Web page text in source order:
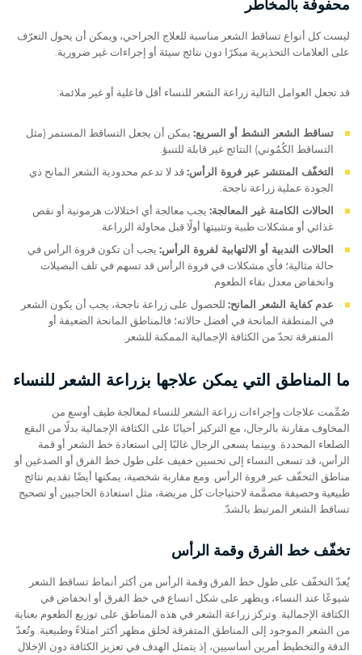
محفوفة بالمخاطر
ليست كل أنواع تساقط الشعر مناسبة للعلاج الجراحي، ويمكن أن يحول التعرّف
على العلامات التحذيرية مبكرًا دون نتائج سيئة أو إجراءات غير ضرورية.
قد تجعل العوامل التالية زراعة الشعر للنساء أقل فاعلية أو غير ملائمة:
تساقط الشعر النشط أو السريع: يمكن أن يجعل التساقط المستمر (مثل
التساقط الكُمُوني) النتائج غير قابلة للتنبؤ.
التخفّف المنتشر عبر فروة الرأس:قد لا تدعم محدودية الشعر المانح ذي
الجودة عملية زراعة ناجحة.
الحالات الكامنة غير المعالجة: يجب معالجة أي اختلالات هرمونية أو نقص
غذائي أو مشكلات طبية وتثبيتها أولًا قبل محاولة الزراعة.
الحالات الندبية أو الالتهابية لفروة الرأس: يجب أن تكون فروة الرأس في
حالة مثالية؛ فأي مشكلات في فروة الرأس قد تسهم في تلف البصيلات
وانخفاض معدل بقاء الطعوم.
عدم كفاية الشعر المانح: للحصول على زراعة ناجحة، يجب أن يكون الشعر
في المنطقة المانحة في أفضل حالاته؛ فالمناطق المانحة الضعيفة أو
المتفرقة تحدّ من الكثافة الإجمالية الممكنة للشعر.
ما المناطق التي يمكن علاجها بزراعة الشعر للنساء
صُمِّمت علاجات وإجراءات زراعة الشعر للنساء لمعالجة طيف أوسع من
المخاوف مقارنة بالرجال، مع التركيز أحيانًا على الكثافة الإجمالية بدلًا من البقع
الصلعاء المحددة. وبينما يسعى الرجال غالبًا إلى استعادة خط الشعر أو قمة
الرأس، قد تسعى النساء إلى تحسين خفيف على طول خط الفرق أو الصدغين أو
مناطق التخفّف عبر فروة الرأس. ومع مقاربة شخصية، يمكنها أيضًا تقديم نتائج
طبيعية وحصيفة مصمَّمة لاحتياجات كل مريضة، مثل استعادة الحاجبين أو تصحيح
تساقط الشعر المرتبط بالشدّ.
تخفّف خط الفرق وقمة الرأس
يُعدّ التخفّف على طول خط الفرق وقمة الرأس من أكثر أنماط تساقط الشعر
شيوعًا عند النساء، ويظهر على شكل اتساع في خط الفرق أو انخفاض في
الكثافة الإجمالية. وتركز زراعة الشعر في هذه المناطق على توزيع الطعوم بعناية
من الشعر الموجود إلى المناطق المتفرقة لخلق مظهر أكثر امتلاءً وطبيعية. وتُعدّ
الدقة والتخطيط أمرين أساسيين، إذ يتمثل الهدف في تعزيز الكثافة دون الإخلال